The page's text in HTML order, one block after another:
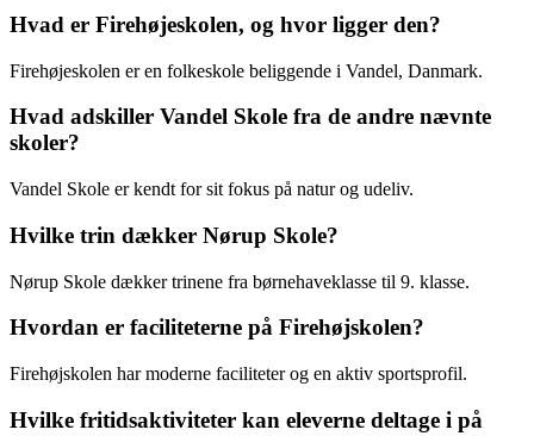
Hvad er Firehøjeskolen, og hvor ligger den?
Firehøjeskolen er en folkeskole beliggende i Vandel, Danmark.
Hvad adskiller Vandel Skole fra de andre nævnte
skoler?
Vandel Skole er kendt for sit fokus på natur og udeliv.
Hvilke trin dækker Nørup Skole?
Nørup Skole dækker trinene fra børnehaveklasse til 9. klasse.
Hvordan er faciliteterne på Firehøjskolen?
Firehøjskolen har moderne faciliteter og en aktiv sportsprofil.
Hvilke fritidsaktiviteter kan eleverne deltage i på